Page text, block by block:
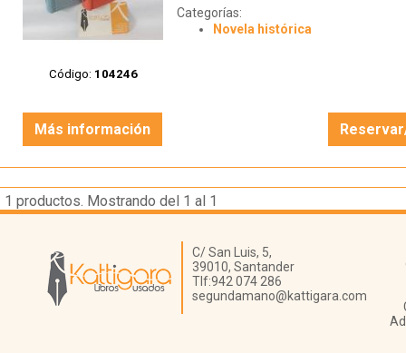
Código: 104246
Categorías:
Novela histórica
Más información
1 productos. Mostrando del 1 al 1
Librería Kattigara
C/ San Luis, 5,
39010, Santander
Tlf:942 074 286
segundamano@kattigara.com